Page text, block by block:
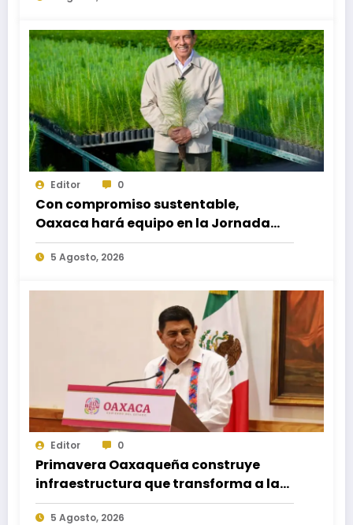
Editor 0
Con compromiso sustentable,
Oaxaca hará equipo en la Jornada
Nacional de Reforestación 2026
5 Agosto, 2026
Editor 0
Primavera Oaxaqueña construye
infraestructura que transforma a las
familias del estado
5 Agosto, 2026